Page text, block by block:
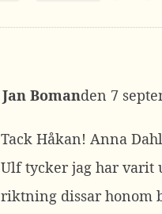
Jan Boman 7
Tack Håkan! Anna
Ulf tycker jag har varit
riktning dissar honom